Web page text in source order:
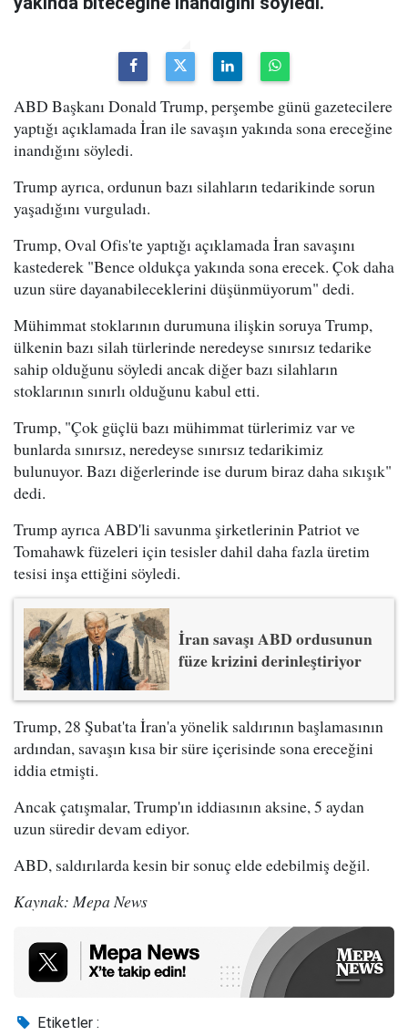
ABD Başkanı Donald Trump, perşembe günü gazetecilere
yaptığı açıklamada İran ile savaşın yakında sona ereceğine
inandığını söyledi.
Trump ayrıca, ordunun bazı silahların tedarikinde sorun
yaşadığını vurguladı.
Trump, Oval Ofis'te yaptığı açıklamada İran savaşını
kastederek "Bence oldukça yakında sona erecek. Çok daha
uzun süre dayanabileceklerini düşünmüyorum" dedi.
Mühimmat stoklarının durumuna ilişkin soruya Trump,
ülkenin bazı silah türlerinde neredeyse sınırsız tedarike
sahip olduğunu söyledi ancak diğer bazı silahların
stoklarının sınırlı olduğunu kabul etti.
Trump, "Çok güçlü bazı mühimmat türlerimiz var ve
bunlarda sınırsız, neredeyse sınırsız tedarikimiz
bulunuyor. Bazı diğerlerinde ise durum biraz daha sıkışık"
dedi.
Trump ayrıca ABD'li savunma şirketlerinin Patriot ve
Tomahawk füzeleri için tesisler dahil daha fazla üretim
tesisi inşa ettiğini söyledi.
İran savaşı ABD ordusunun
füze krizini derinleştiriyor
Trump, 28 Şubat'ta İran'a yönelik saldırının başlamasının
ardından, savaşın kısa bir süre içerisinde sona ereceğini
iddia etmişti.
Ancak çatışmalar, Trump'ın iddiasının aksine, 5 aydan
uzun süredir devam ediyor.
ABD, saldırılarda kesin bir sonuç elde edebilmiş değil.
Kaynak: Mepa News
Etiketler :